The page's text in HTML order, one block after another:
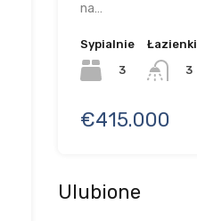
na…
Sypialnie
3
Łazienki
3
€415.000
Ulubione